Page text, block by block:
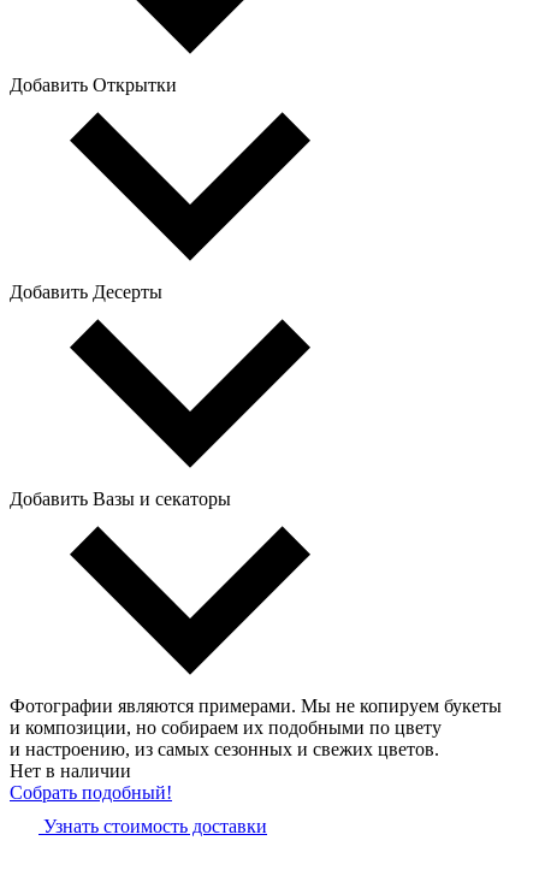
Добавить Открытки
Добавить Десерты
Добавить Вазы и секаторы
Фотографии являются примерами. Мы не копируем букеты
и композиции, но собираем их подобными по цвету
и настроению, из самых сезонных и свежих цветов.
Нет в наличии
Собрать подобный!
Узнать стоимость доставки